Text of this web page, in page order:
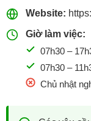
Website:
Giờ làm việc:
07h30 –
07h30 –
Chủ nhật